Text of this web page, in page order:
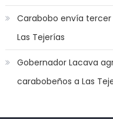
nakamura
gets
bunch
Carabobo envía
Las Tejerías
Gobernador Lacava
carabobeños a Las